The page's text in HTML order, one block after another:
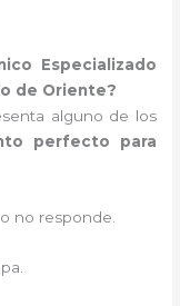
Especializado
de Oriente?
alguno de los
perfecto para
o no responde.